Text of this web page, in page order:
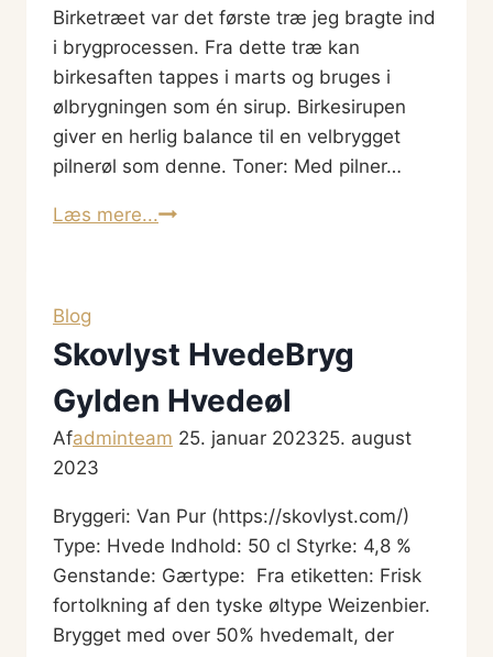
Birketræet var det første træ jeg bragte ind
i brygprocessen. Fra dette træ kan
birkesaften tappes i marts og bruges i
ølbrygningen som én sirup. Birkesirupen
giver en herlig balance til en velbrygget
pilnerøl som denne. Toner: Med pilner…
Læs mere...Skovlyst
Blog
Skovlyst HvedeBryg
Gylden Hvedeøl
Afadminteam 25. januar 202325. august
2023
Bryggeri: Van Pur (https://skovlyst.com/)
Type: Hvede Indhold: 50 cl Styrke: 4,8 %
Genstande: Gærtype: Fra etiketten: Frisk
fortolkning af den tyske øltype Weizenbier.
Brygget med over 50% hvedemalt, der